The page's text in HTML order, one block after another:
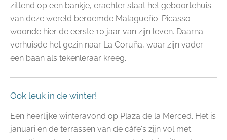
zittend op een bankje, erachter staat het geboortehuis
van deze wereld beroemde Malagueño. Picasso
woonde hier de eerste 10 jaar van zijn leven. Daarna
verhuisde het gezin naar La Coruña, waar zijn vader
een baan als tekenleraar kreeg.
Ook leuk in de winter!
Een heerlijke winteravond op Plaza de la Merced. Het is
januari en de terrassen van de cáfe's zijn vol met